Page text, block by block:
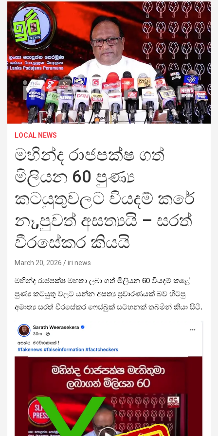
LOCAL NEWS
මහින්ද රාජපක්ෂ ගත්
මිලියන 60 පුණ්‍ය
කටයුතුවලට වියදම් කරේ
නෑ,පුවත් අසත්‍යයි – සරත්
වීරසේකර කියයි
March 20, 2026 iri news
මහින්ද රාජපක්ෂ මහතා ලබා ගත් මිලියන 60 වියදම් කළේ
පුණ්‍ය කටයුතු වලට යන්න අසත්‍ය ප්‍රචාරණයක් බව හිටපු
අමාත්‍ය සරත් වීරසේකර ෆෙස්බුක් සටහනක් තබමින් කියා සිටී.